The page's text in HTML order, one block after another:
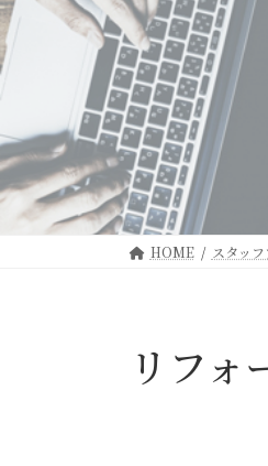
ッ
プ
移
動
HOME スタッ
リフォ